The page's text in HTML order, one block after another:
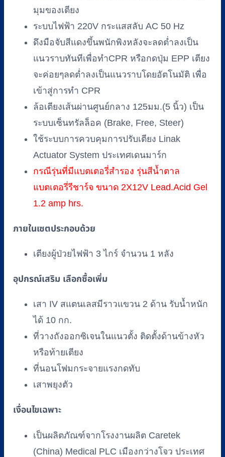
มุมของเตียง
ระบบไฟฟ้า 220V กระแสสลับ AC 50 Hz
ดึงมือจับสีแดงขึ้นพนักพิงหลังจะลดต่ำลงเป็น
แนวราบทันทีเพื่อทำCPR หรือกดปุ่ม EPP เตียง
จะค่อยๆลดต่ำลงเป็นแนวราบโดยอัตโนมัติ เพื่อ
เข้าสู่การทำ CPR
ล้อเตียงเส้นผ่านศูนย์กลาง 125มม.(5 นิ้ว) เป็น
ระบบเซ็นทรัลล็อค (Brake, Free, Steer)
ใช้ระบบการควบคุมการปรับเตียง Linak
Actuator System ประเทศเดนมาร์ก
กรณีรุ่นที่มีแบตเตอรี่สำรอง รุ่นสีน้ำตาล
แบตเตอรี่รีชาร์จ ขนาด 2X12V Lead.Acid Gel
1.2 amp hrs.
ภายในเซตประกอบด้วย
เตียงผู้ป่วยไฟฟ้า 3 ไกร์ จำนวน 1 หลัง
อุปกรณ์เสริม เลือกซื้อเพิ่ม
เสา IV สแตนเลสมีราวแขวน 2 ด้าน รับน้ำหนัก
ได้ 10 กก.
ที่วางถังออกซิเจนในแนวตั้ง ติดตั้งด้านข้างหัว
หรือท้ายเตียง
ที่นอนโฟมกระจายแรงกดทับ
เสาพยุงตัว
เงื่อนไขเฉพาะ
เป็นผลิตภัณฑ์จากโรงงานผลิต Caretek
(China) Medical PLC เมืองกว่างโจว ประเทศ